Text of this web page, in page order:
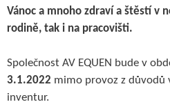
Vánoc a mnoho zdraví a štěstí v
rodině, tak i na pracovišti.
Společnost AV EQUEN bude v
3.1.2022 mimo provoz z důvodů
inventur.